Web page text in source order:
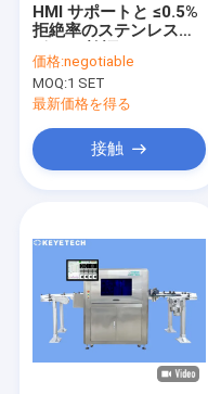
HMI サポートと ≤0.5%
拒絶率のステンレス鋼
価格:negotiable
MOQ:1 SET
最新価格を得る
接触